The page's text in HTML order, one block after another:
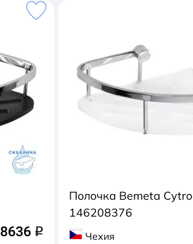
8636 q
Полочка Bemeta Cytro
146208376
Чехия